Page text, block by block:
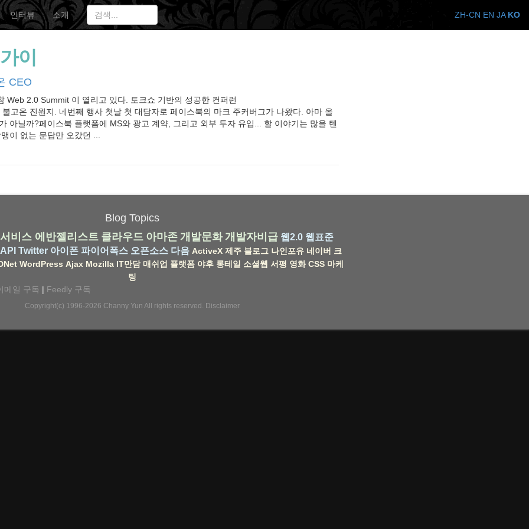
인터뷰 소개
이
CEO
Web 2.0 Summit 이 열리고 있다. 토크쇼 기반의 성공한 컨퍼런
고온 진원지. 네번째 행사 첫날 첫 대담자로 페이스북의 마크 주커버그가 나왔다. 아마 올
아닐까?페이스북 플랫폼에 MS와 광고 계약, 그리고 외부 투자 유입... 할 이야기는 많을 텐
이 없는 문답만 오갔던 ...
Blog Topics
비스 에반젤리스트 클라우드 아마존 개발문화 개발자비급 웹2.0 웹표준
Twitter 아이폰 파이어폭스 오픈소스 다음 ActiveX 제주 블로그 나인포유 네이버 크
WordPress Ajax Mozilla IT만담 매쉬업 플랫폼 야후 롱테일 소셜웹 서평 영화 CSS 마케
팅
메일 구독 | Feedly 구독
Copyright(c) 1996-2026 Channy Yun All rights reserved. Disclaimer
ZH-CN EN JA KO